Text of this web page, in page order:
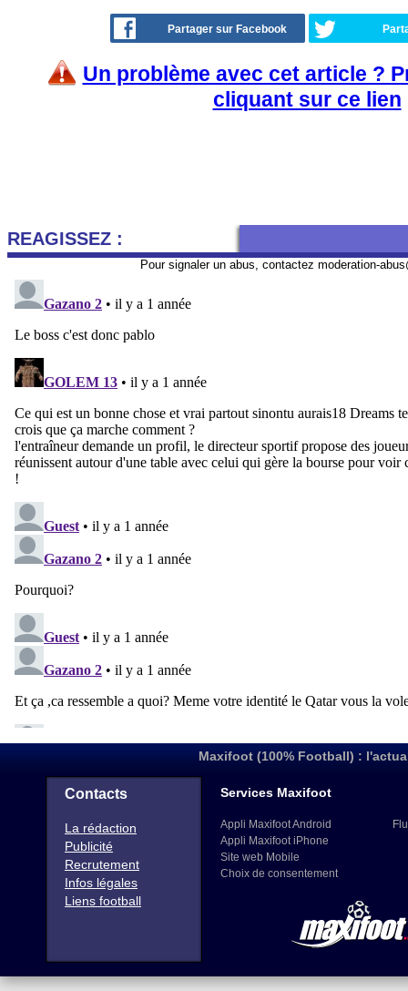
Partager sur Facebook
Un problème avec cet article ?
cliquant sur ce lien
REAGISSEZ :
Pour signaler un abus, contactez moderation-
Maxifoot (100% Football) :
Contacts
La rédaction
Publicité
Recrutement
Infos légales
Liens football
Services Maxifoot
Appli Maxifoot Android
Appli Maxifoot iPhone
Site web Mobile
Choix de consentement